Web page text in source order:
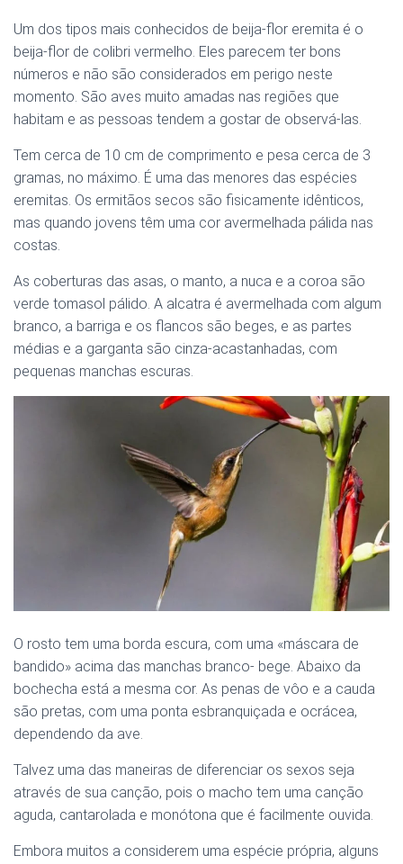
Um dos tipos mais conhecidos de beija-flor eremita é o
beija-flor de colibri vermelho. Eles parecem ter bons
números e não são considerados em perigo neste
momento. São aves muito amadas nas regiões que
habitam e as pessoas tendem a gostar de observá-las.
Tem cerca de 10 cm de comprimento e pesa cerca de 3
gramas, no máximo. É uma das menores das espécies
eremitas. Os ermitãos secos são fisicamente idênticos,
mas quando jovens têm uma cor avermelhada pálida nas
costas.
As coberturas das asas, o manto, a nuca e a coroa são
verde tomasol pálido. A alcatra é avermelhada com algum
branco, a barriga e os flancos são beges, e as partes
médias e a garganta são cinza-acastanhadas, com
pequenas manchas escuras.
O rosto tem uma borda escura, com uma «máscara de
bandido» acima das manchas branco- bege. Abaixo da
bochecha está a mesma cor. As penas de vôo e a cauda
são pretas, com uma ponta esbranquiçada e ocrácea,
dependendo da ave.
Talvez uma das maneiras de diferenciar os sexos seja
através de sua canção, pois o macho tem uma canção
aguda, cantarolada e monótona que é facilmente ouvida.
Embora muitos a considerem uma espécie própria, alguns